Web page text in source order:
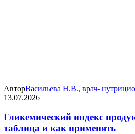
АвторВасильева Н.В., врач-
13.07.2026
Гликемический индекс
таблица и как применять